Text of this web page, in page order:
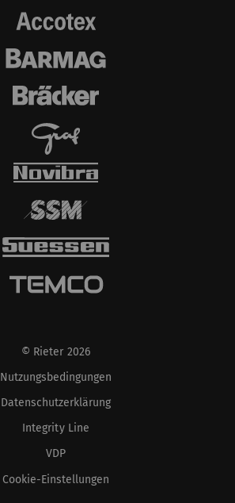
© Rieter 2026
Nutzungsbedingungen
Datenschutzerklärung
Integrity Line
VDP
Cookie-Einstellungen